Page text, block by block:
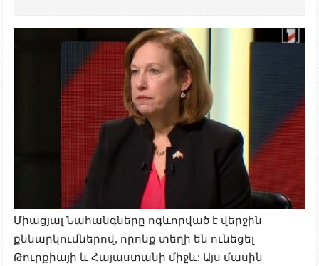
Միացյալ Նահանգները ոգևորված է վերջին
քննարկումներով, որոնք տեղի են ունեցել
Թուրքիայի և Հայաստանի միջև: Այս մասին